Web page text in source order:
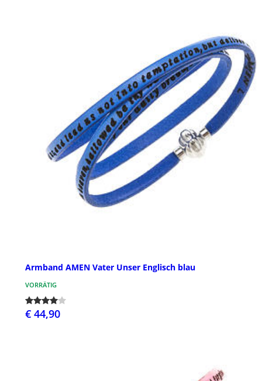
Armband AMEN Vater Unser Englisch blau
VORRÄTIG
€ 44,90